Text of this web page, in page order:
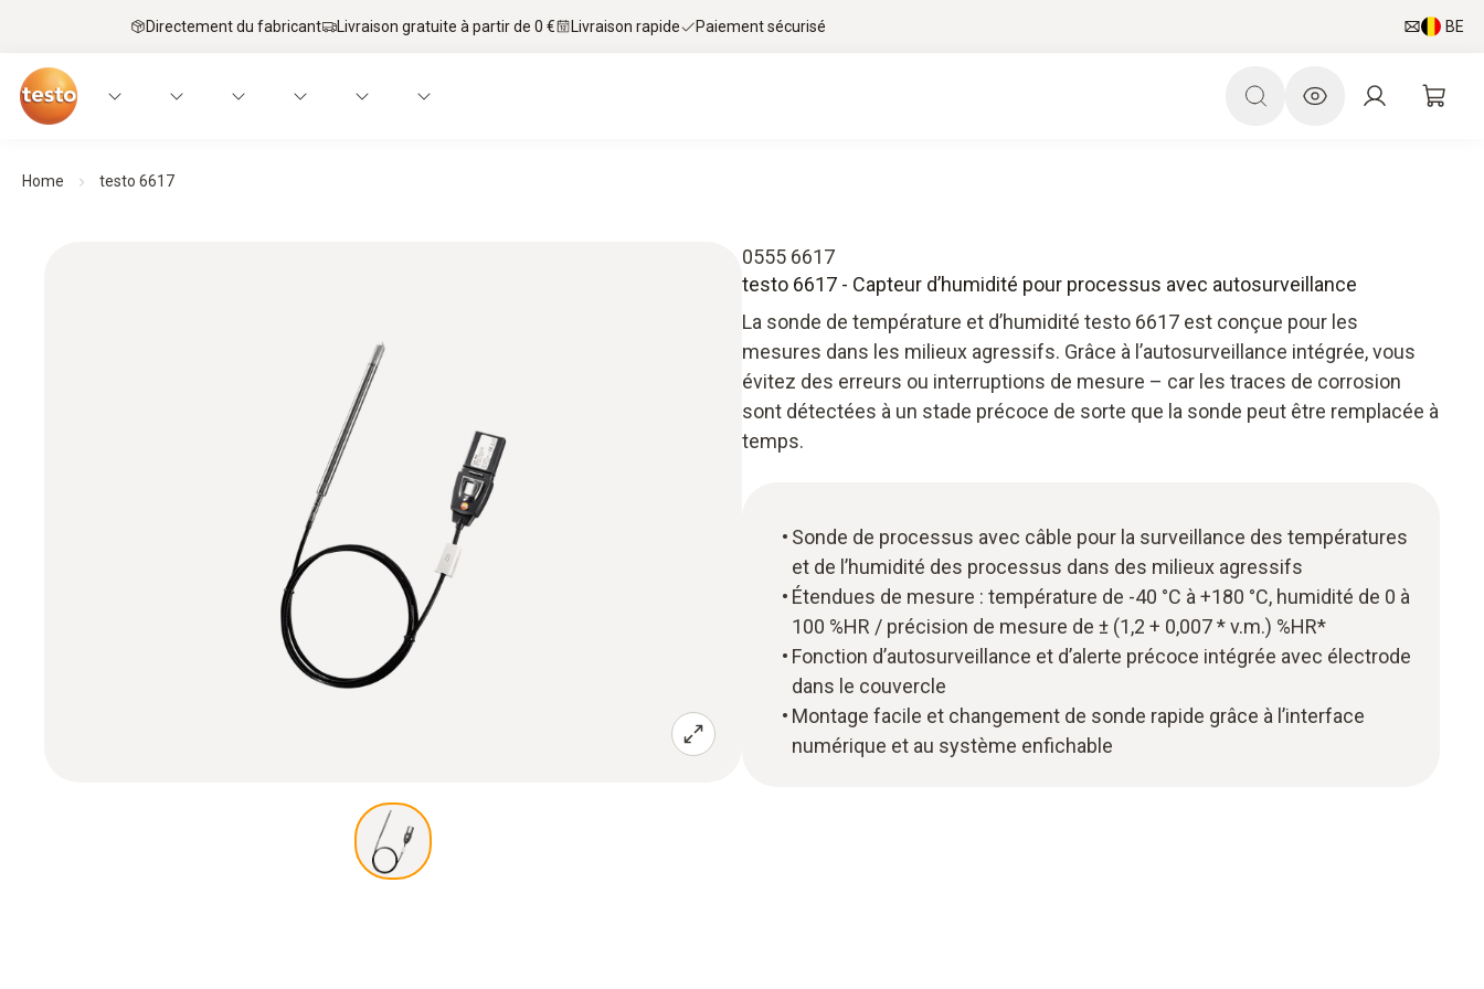
Directement du fabricant Livraison gratuite à partir de 0 € Livraison rapide Paiement sécurisé BE
Home testo 6617
0555 6617
testo 6617 - Capteur d’humidité pour processus avec autosurveillance
La sonde de température et d’humidité testo 6617 est conçue pour les
mesures dans les milieux agressifs. Grâce à l’autosurveillance intégrée, vous
évitez des erreurs ou interruptions de mesure – car les traces de corrosion
sont détectées à un stade précoce de sorte que la sonde peut être remplacée à
temps.
Sonde de processus avec câble pour la surveillance des températures
et de l’humidité des processus dans des milieux agressifs
Étendues de mesure : température de -40 °C à +180 °C, humidité de 0 à
100 %HR / précision de mesure de ± (1,2 + 0,007 * v.m.) %HR*
Fonction d’autosurveillance et d’alerte précoce intégrée avec électrode
dans le couvercle
Montage facile et changement de sonde rapide grâce à l’interface
numérique et au système enfichable